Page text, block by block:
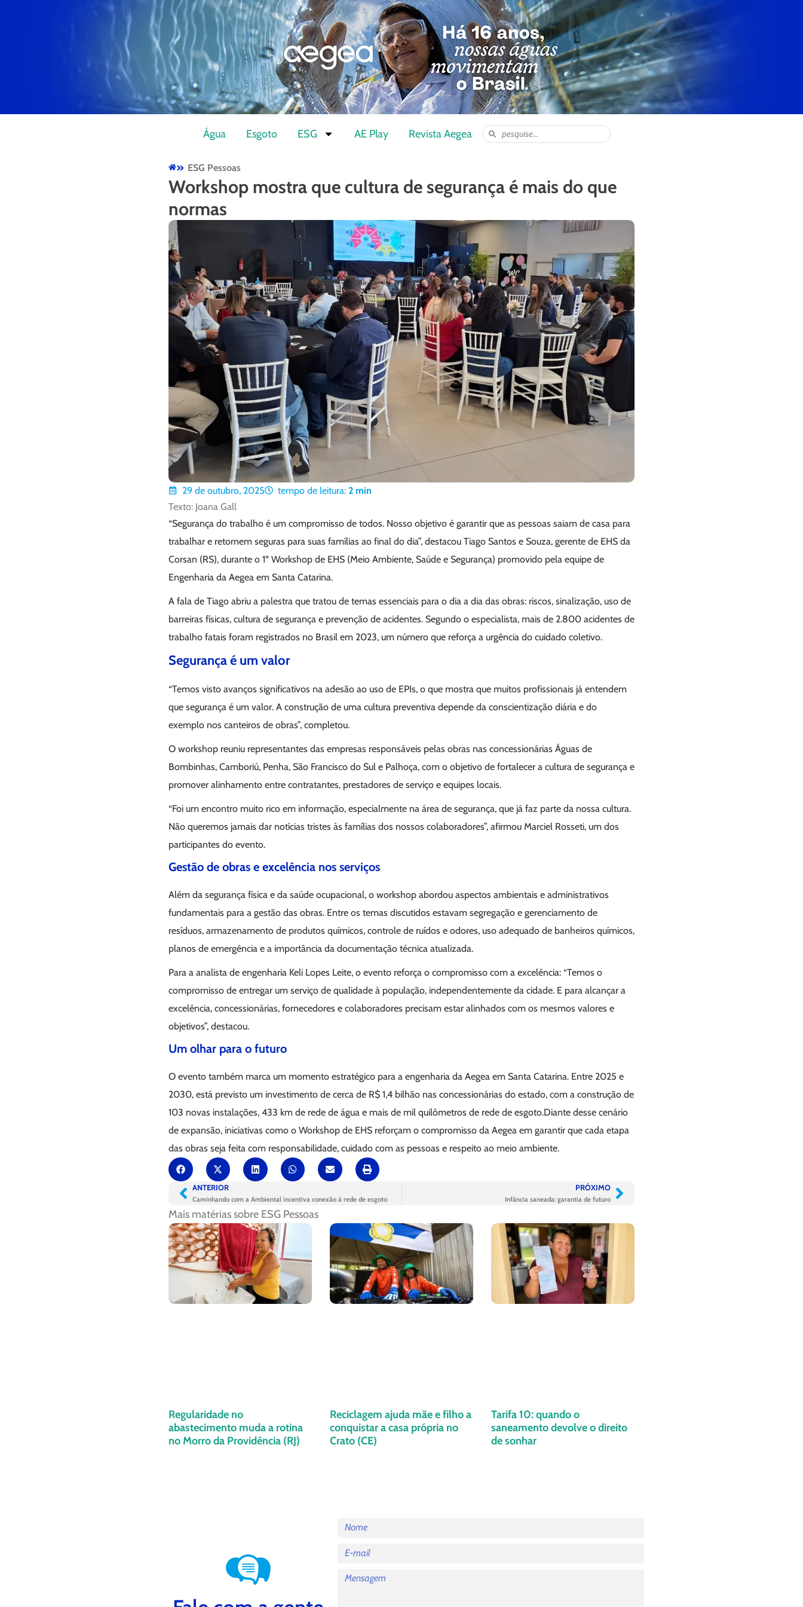
Água Esgoto ESG AE Play Revista Aegea
ESG Pessoas
Workshop mostra que cultura de segurança é mais do que
normas
29 de outubro, 2025 tempo de leitura: 2 min
Texto: Joana Gall
“Segurança do trabalho é um compromisso de todos. Nosso objetivo é garantir que as pessoas saiam de casa para
trabalhar e retornem seguras para suas famílias ao final do dia”, destacou Tiago Santos e Souza, gerente de EHS da
Corsan (RS), durante o 1º Workshop de EHS (Meio Ambiente, Saúde e Segurança) promovido pela equipe de
Engenharia da Aegea em Santa Catarina.
A fala de Tiago abriu a palestra que tratou de temas essenciais para o dia a dia das obras: riscos, sinalização, uso de
barreiras físicas, cultura de segurança e prevenção de acidentes. Segundo o especialista, mais de 2.800 acidentes de
trabalho fatais foram registrados no Brasil em 2023, um número que reforça a urgência do cuidado coletivo.
Segurança é um valor
“Temos visto avanços significativos na adesão ao uso de EPIs, o que mostra que muitos profissionais já entendem
que segurança é um valor. A construção de uma cultura preventiva depende da conscientização diária e do
exemplo nos canteiros de obras”, completou.
O workshop reuniu representantes das empresas responsáveis pelas obras nas concessionárias Águas de
Bombinhas, Camboriú, Penha, São Francisco do Sul e Palhoça, com o objetivo de fortalecer a cultura de segurança e
promover alinhamento entre contratantes, prestadores de serviço e equipes locais.
“Foi um encontro muito rico em informação, especialmente na área de segurança, que já faz parte da nossa cultura.
Não queremos jamais dar notícias tristes às famílias dos nossos colaboradores”, afirmou Marciel Rosseti, um dos
participantes do evento.
Gestão de obras e excelência nos serviços
Além da segurança física e da saúde ocupacional, o workshop abordou aspectos ambientais e administrativos
fundamentais para a gestão das obras. Entre os temas discutidos estavam segregação e gerenciamento de
resíduos, armazenamento de produtos químicos, controle de ruídos e odores, uso adequado de banheiros químicos,
planos de emergência e a importância da documentação técnica atualizada.
Para a analista de engenharia Keli Lopes Leite, o evento reforça o compromisso com a excelência: “Temos o
compromisso de entregar um serviço de qualidade à população, independentemente da cidade. E para alcançar a
excelência, concessionárias, fornecedores e colaboradores precisam estar alinhados com os mesmos valores e
objetivos”, destacou.
Um olhar para o futuro
O evento também marca um momento estratégico para a engenharia da Aegea em Santa Catarina. Entre 2025 e
2030, está previsto um investimento de cerca de R$ 1,4 bilhão nas concessionárias do estado, com a construção de
103 novas instalações, 433 km de rede de água e mais de mil quilômetros de rede de esgoto.Diante desse cenário
de expansão, iniciativas como o Workshop de EHS reforçam o compromisso da Aegea em garantir que cada etapa
das obras seja feita com responsabilidade, cuidado com as pessoas e respeito ao meio ambiente.
ANTERIOR
Caminhando com a Ambiental incentiva conexão à rede de esgoto
PRÓXIMO
Infância saneada: garantia de futuro
Mais matérias sobre ESG Pessoas
Regularidade no
abastecimento muda a rotina
no Morro da Providência (RJ)
Reciclagem ajuda mãe e filho a
conquistar a casa própria no
Crato (CE)
Tarifa 10: quando o
saneamento devolve o direito
de sonhar